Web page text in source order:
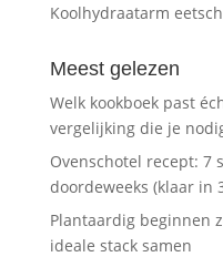
Koolhydraatarm
Meest gelezen
Welk kookboek past
vergelijking die je
Ovenschotel recept: 7
doordeweeks (klaar in
Plantaardig beginnen
ideale stack samen